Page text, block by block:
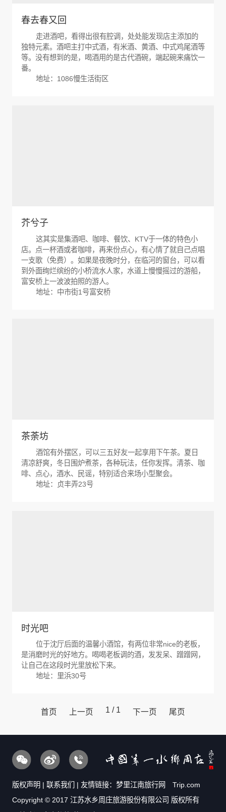
春去春又回
走进酒吧，看得出很有腔调，处处能发现店主添加的
独特元素。酒吧主打中式酒，有米酒、黄酒、中式鸡尾酒等
等。没有想到的是，喝酒用的是古代酒碗，端起碗来痛饮一
番。
地址：1086慢生活街区
芥兮子
这其实是集酒吧、咖啡、餐饮、KTV于一体的特色小
店。点一杯酒或者咖啡，再来份点心，有心情了就自己点唱
一支歌（免费）。如果是夜晚时分，在临河的窗台，可以看
到外面绚烂缤纷的小桥流水人家，水道上慢慢摇过的游船，
富安桥上一波波拍照的游人。
地址：中市街1号富安桥
茶荼坊
酒馆有外摆区，可以三五好友一起享用下午茶。夏日
清凉舒爽，冬日围炉煮茶，各种玩法，任你发挥。清茶、咖
啡、点心，酒水、民谣，特别适合来场小型聚会。
地址：贞丰弄23号
时光吧
位于沈厅后面的温馨小酒馆，有两位非常nice的老板，
是消磨时光的好地方。喝喝老板调的酒，发发呆、蹭蹭网，
让自己在这段时光里放松下来。
地址：里浜30号
首页 上一页 1 / 1 下一页 尾页
版权声明 | 联系我们 | 友情链接： 梦里江南旅行网
Trip.com
Copyright © 2017 江苏水乡周庄旅游股份有限公司 版权所有